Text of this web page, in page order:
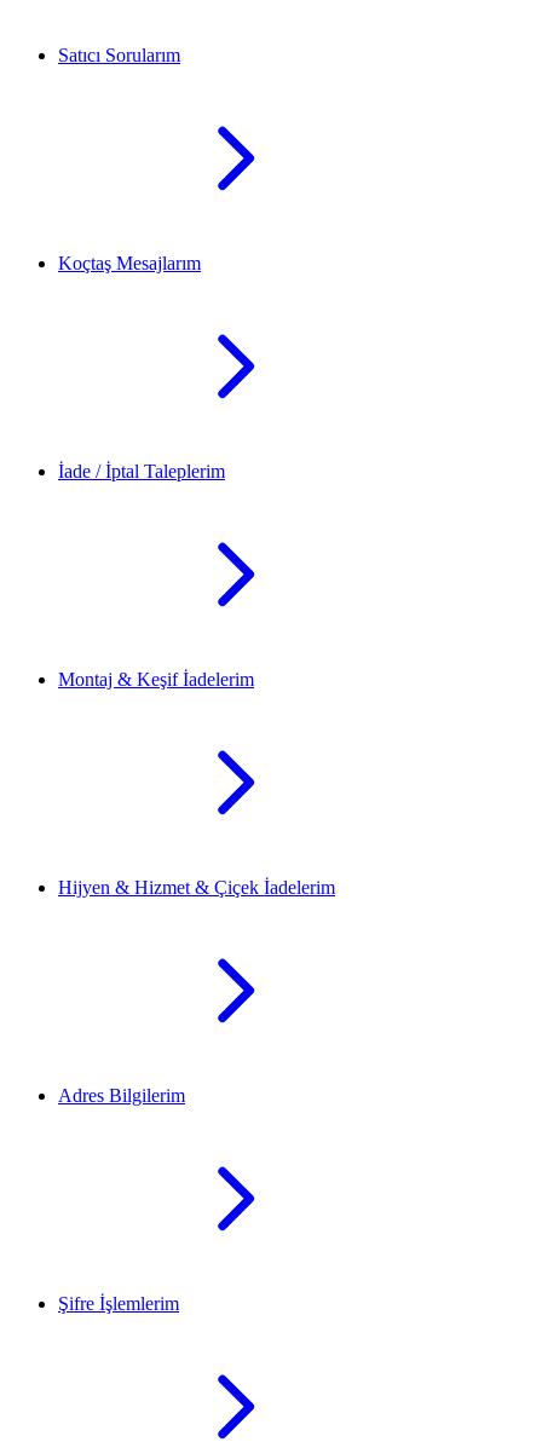
Satıcı Sorularım
Koçtaş Mesajlarım
İade / İptal Taleplerim
Montaj & Keşif İadelerim
Hijyen & Hizmet & Çiçek İadelerim
Adres Bilgilerim
Şifre İşlemlerim